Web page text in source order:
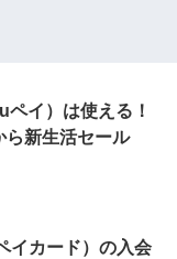
イ）は使える！
ら新生活セール
イカード）の入会